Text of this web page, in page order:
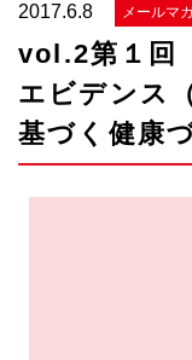
2017.6.8 メールマ
vol.2第１回
エビデンス
基づく健康